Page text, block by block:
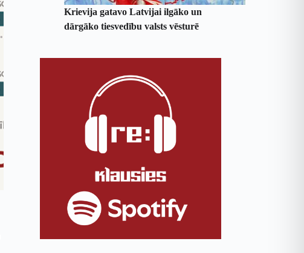
Krievija gatavo Latvijai ilgāko un
dārgāko tiesvedību valsts vēsturē